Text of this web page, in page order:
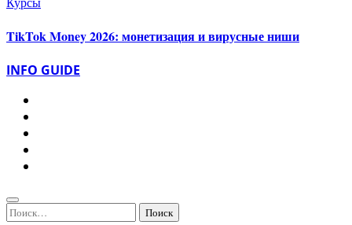
TikTok Money 2026: монетизация и вирусные ниши
INFO GUIDE
Найти: